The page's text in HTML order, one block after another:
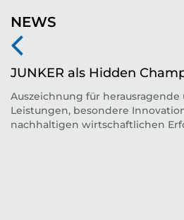
NEWS
JUNKER als Hidden
Auszeichnung für
Leistungen, besondere
nachhaltigen wirtschaftlichen